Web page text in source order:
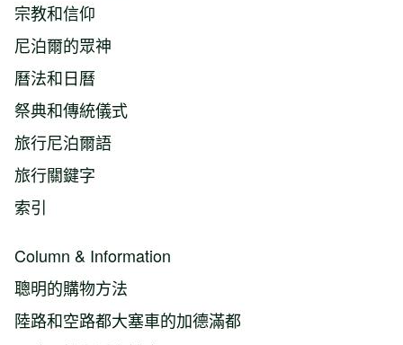
宗教和信仰
尼泊爾的眾神
曆法和日曆
祭典和傳統儀式
旅行尼泊爾語
旅行關鍵字
索引
Column & Information
聰明的購物方法
陸路和空路都大塞車的加德滿都